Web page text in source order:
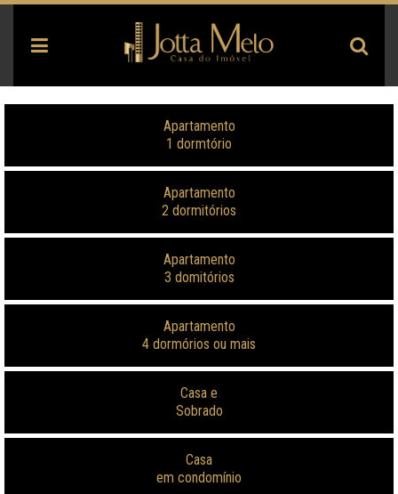
Apartamento
1 dormtório
Apartamento
2 dormitórios
Apartamento
3 domitórios
Apartamento
4 dormórios ou mais
Casa e
Sobrado
Casa
em condomínio